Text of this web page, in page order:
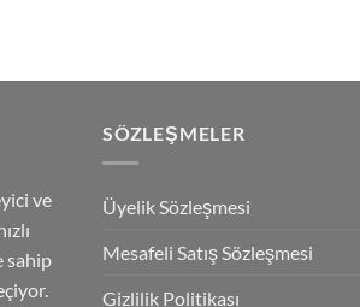
ve
sahip
SÖZLEŞMELER
Üyelik Sözleşmesi
Mesafeli Satış Sözleşmesi
Gizlilik Politikası